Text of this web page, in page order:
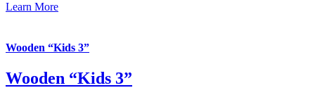
Learn More
Wooden “Kids 3”
Wooden “Kids 3”